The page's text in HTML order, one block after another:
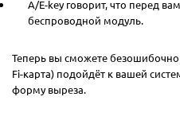
A/E-key говорит, что перед
беспроводной модуль.
Теперь вы сможете безошибочно
Fi-карта) подойдёт к вашей
форму выреза.